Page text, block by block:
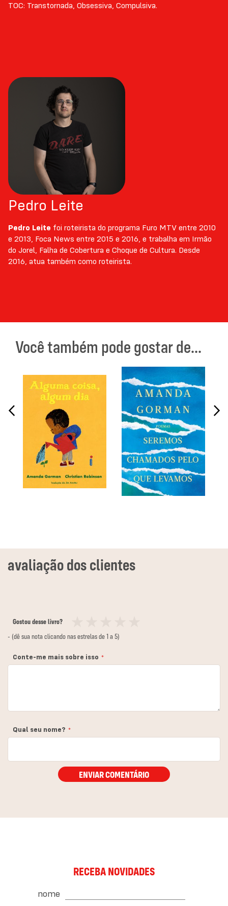
TOC: Transtornada, Obsessiva, Compulsiva.
Pedro Leite
Pedro Leite foi roteirista do programa Furo MTV entre 2010
e 2013, Foca News entre 2015 e 2016, e trabalha em Irmão
do Jorel, Falha de Cobertura e Choque de Cultura. Desde
2016, atua também como roteirista.
Você também pode gostar de...
Gostou desse livro?
12
3
4
5
- (dê sua nota clicando nas estrelas de 1 a 5)
Conte-me mais sobre isso
Qual seu nome?
ENVIAR COMENTÁRIO
RECEBA NOVIDADES
nome